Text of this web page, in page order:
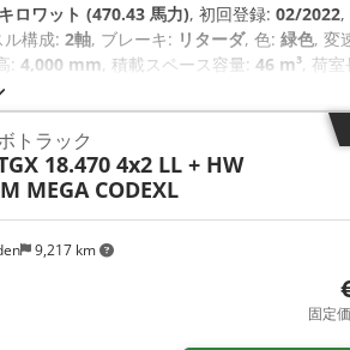
ロワット (470.43 馬力), 初回登録: 02/2022,
構成: 2軸, ブレーキ: リターダ, 色: 緑色, 変
: 4,000 mm, 積載スペース容量: 46 m³, 荷室
グヒーター, 電子安定制御プログラム (ESP),
9,217 km
トラック
18.470 4x2 LL + HW
MEGA CODEXL
固定